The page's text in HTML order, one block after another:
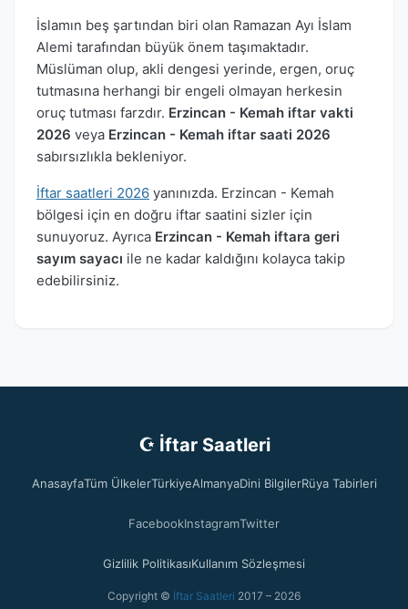
İslamın beş şartından biri olan Ramazan Ayı İslam
Alemi tarafından büyük önem taşımaktadır.
Müslüman olup, akli dengesi yerinde, ergen, oruç
tutmasına herhangi bir engeli olmayan herkesin
oruç tutması farzdır. Erzincan - Kemah iftar vakti
2026 veya Erzincan - Kemah iftar saati 2026
sabırsızlıkla bekleniyor.
İftar saatleri 2026 yanınızda. Erzincan - Kemah
bölgesi için en doğru iftar saatini sizler için
sunuyoruz. Ayrıca Erzincan - Kemah iftara geri
sayım sayacı ile ne kadar kaldığını kolayca takip
edebilirsiniz.
☪ İftar Saatleri
AnasayfaTüm ÜlkelerTürkiyeAlmanyaDini BilgilerRüya Tabirleri
FacebookInstagramTwitter
Gizlilik PolitikasıKullanım Sözleşmesi
Copyright © İftar Saatleri 2017 – 2026